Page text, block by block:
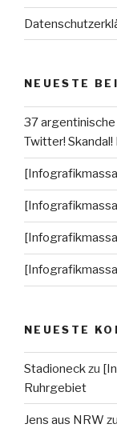
NEUESTE
37
Twitter! Skandal!
NEUESTE
Stadioneckzu
Ruhrgebiet
Jens aus NRW zu